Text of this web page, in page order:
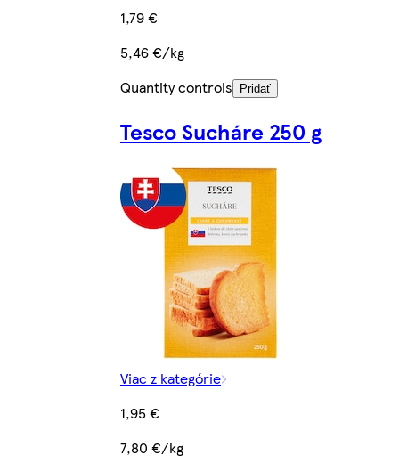
1,79 €
5,46 €/kg
Quantity controls
Pridať
Tesco Sucháre 250 g
Viac z kategórie
1,95 €
7,80 €/kg